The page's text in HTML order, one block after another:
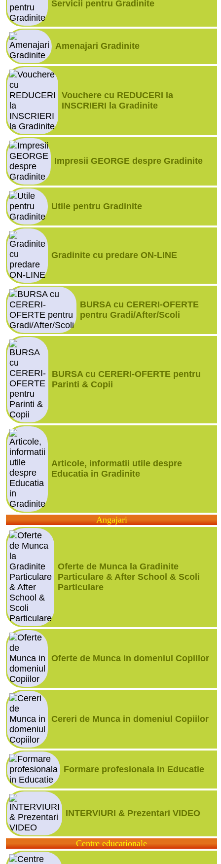
Servicii pentru Gradinite
Amenajari Gradinite
Vouchere cu REDUCERI la
INSCRIERI la Gradinite
Impresii GEORGE despre Gradinite
Utile pentru Gradinite
Gradinite cu predare ON-LINE
BURSA cu CERERI-OFERTE
pentru Gradi/After/Scoli
BURSA cu CERERI-OFERTE pentru
Parinti & Copii
Articole, informatii utile despre
Educatia in Gradinite
Angajari
Oferte de Munca la Gradinite
Particulare & After School & Scoli
Particulare
Oferte de Munca in domeniul Copiilor
Cereri de Munca in domeniul Copiilor
Formare profesionala in Educatie
INTERVIURI & Prezentari VIDEO
Centre educationale